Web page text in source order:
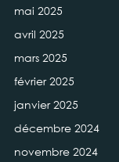
mai 2025
avril 2025
mars 2025
février 2025
janvier 2025
décembre 2024
novembre 2024